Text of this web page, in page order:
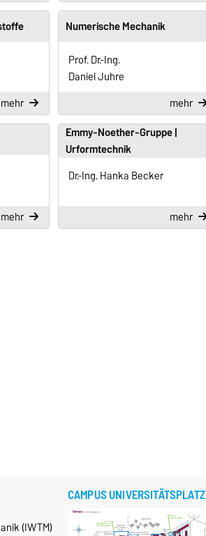
mehr
Numerische Mechanik
Prof. Dr.-Ing.
Daniel Juhre
mehr
mehr
Emmy-Noether-Gruppe |
Urformtechnik
Dr.-Ing. Hanka Becker
mehr
(IWTM)
CAMPUS UNIVERSITÄTSPLATZ